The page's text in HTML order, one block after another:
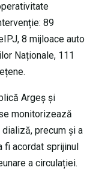
89
8 mijloace auto
Naționale, 111
Argeș și
monitorizează
precum și a
fi acordat sprijinul
a circulației.